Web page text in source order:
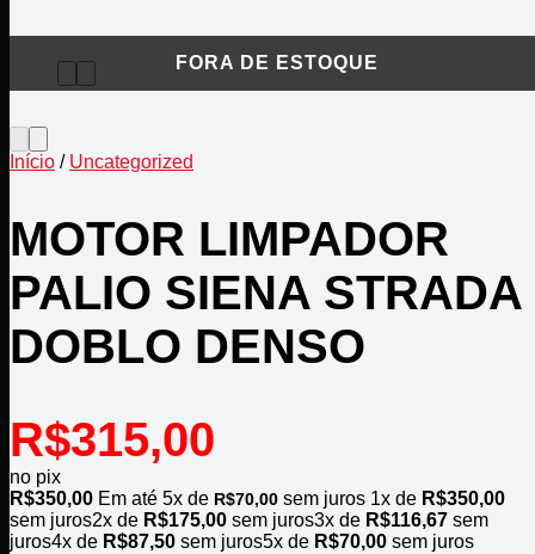
Início / Uncategorized
MOTOR LIMPADOR
PALIO SIENA STRADA
DOBLO DENSO
R$315,00
no pix
R$350,00 Em até 5x de R$70,00 sem juros 1x de R$350,00
sem juros2x de R$175,00 sem juros3x de R$116,67 sem
juros4x de R$87,50 sem juros5x de R$70,00 sem juros